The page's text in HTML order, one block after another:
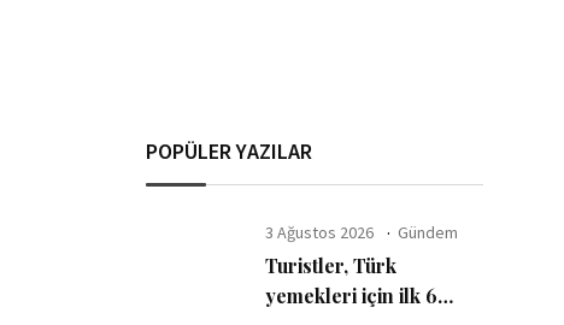
POPÜLER YAZILAR
3 Ağustos 2026 Gündem
Turistler, Türk
yemekleri için ilk 6